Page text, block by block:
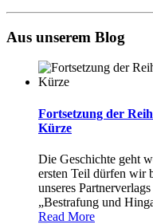
Aus unserem Blog
Fortsetzung der
Kürze
Die Geschichte geht
ersten Teil dürfen wir
unseres
„Bestrafung und
Read More